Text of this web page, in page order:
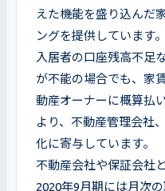
えた機能を盛り込んだ
ングを提供しています。
入居者の口座残高不足
が不能の場合でも、家
動産オーナーに概算払
より、不動産管理会社
化に寄与しています。
不動産会社や保証会社
2020年9月期には月次